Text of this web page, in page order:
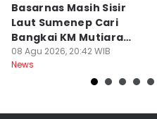
Basarnas Masih Sisir
Laut Sumenep Cari
Bangkai KM Mutiara
Sentosa II
08 Agu 2026, 20:42 WIB
News